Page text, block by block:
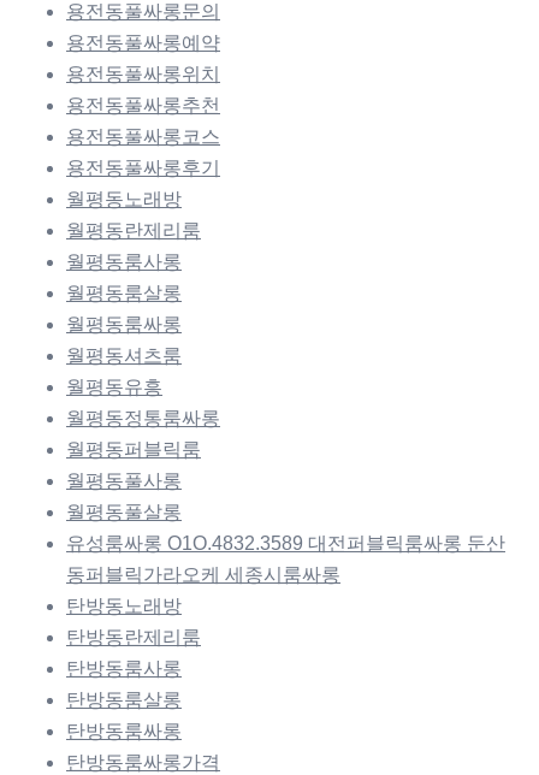
용전동풀싸롱문의
용전동풀싸롱예약
용전동풀싸롱위치
용전동풀싸롱추천
용전동풀싸롱코스
용전동풀싸롱후기
월평동노래방
월평동란제리룸
월평동룸사롱
월평동룸살롱
월평동룸싸롱
월평동셔츠룸
월평동유흥
월평동정통룸싸롱
월평동퍼블릭룸
월평동풀사롱
월평동풀살롱
유성룸싸롱 O1O.4832.3589 대전퍼블릭룸싸롱 둔산
동퍼블릭가라오케 세종시룸싸롱
탄방동노래방
탄방동란제리룸
탄방동룸사롱
탄방동룸살롱
탄방동룸싸롱
탄방동룸싸롱가격